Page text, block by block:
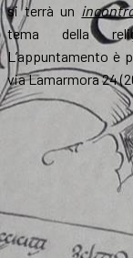
si terrà un
tema della
L’appuntamento è
via Lamarmora 24